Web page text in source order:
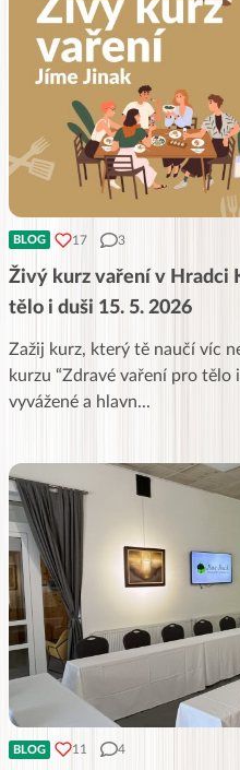
BLOG 17 3
Živý kurz vaření v Hradci
tělo i duši 15. 5. 2026
Zažij kurz, který tě naučí víc
kurzu “Zdravé vaření pro tělo
vyvážené a hlavn...
BLOG 11 4